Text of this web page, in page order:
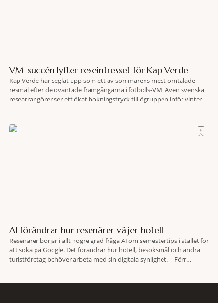
VM-succén lyfter reseintresset för Kap Verde
Kap Verde har seglat upp som ett av sommarens mest omtalade
resmål efter de oväntade framgångarna i fotbolls-VM. Även svenska
researrangörer ser ett ökat bokningstryck till ögruppen inför vintern.
motsvarande vecka i
AI förändrar hur resenärer väljer hotell
Resenärer börjar i allt högre grad fråga AI om semestertips i stället för
att söka på Google. Det förändrar hur hotell, besöksmål och andra
turistföretag behöver arbeta med sin digitala synlighet. – Förr